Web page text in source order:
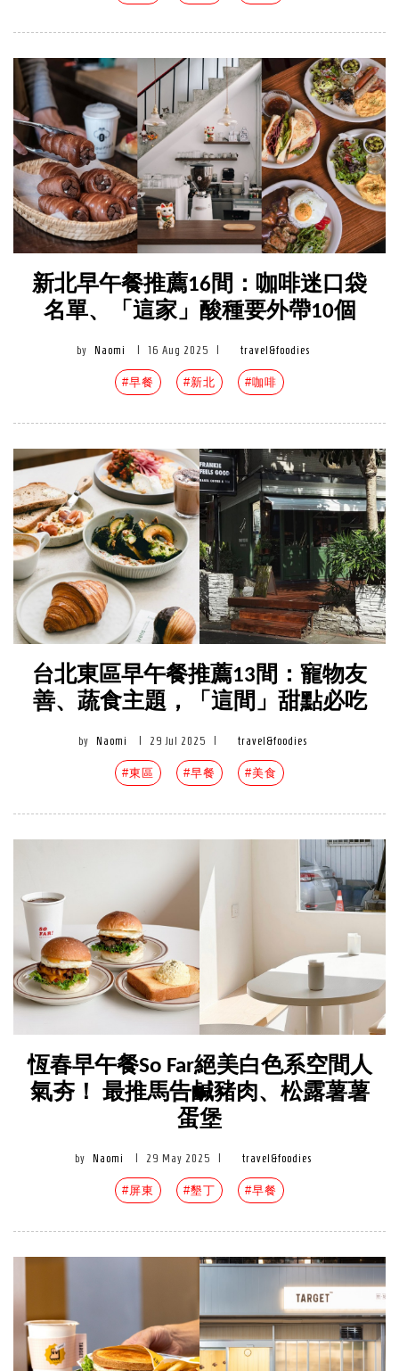
新北早午餐推薦16間：咖啡迷口袋
名單、「這家」酸種要外帶10個
by Naomi 16 Aug 2025 travel&foodies
#早餐 #新北 #咖啡
台北東區早午餐推薦13間：寵物友
善、蔬食主題，「這間」甜點必吃
by Naomi 29 Jul 2025 travel&foodies
#東區 #早餐 #美食
恆春早午餐So Far絕美白色系空間人
氣夯！ 最推馬告鹹豬肉、松露薯薯
蛋堡
by Naomi 29 May 2025 travel&foodies
#屏東 #墾丁 #早餐